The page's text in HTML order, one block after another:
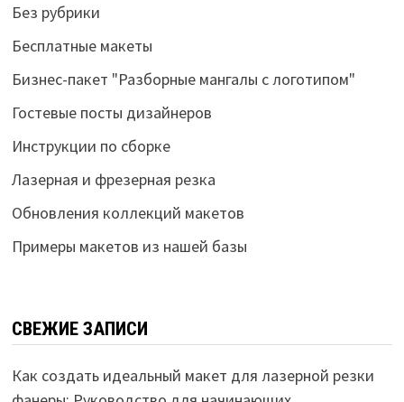
Без рубрики
Бесплатные макеты
Бизнес-пакет "Разборные мангалы с логотипом"
Гостевые посты дизайнеров
Инструкции по сборке
Лазерная и фрезерная резка
Обновления коллекций макетов
Примеры макетов из нашей базы
СВЕЖИЕ ЗАПИСИ
Как создать идеальный макет для лазерной резки